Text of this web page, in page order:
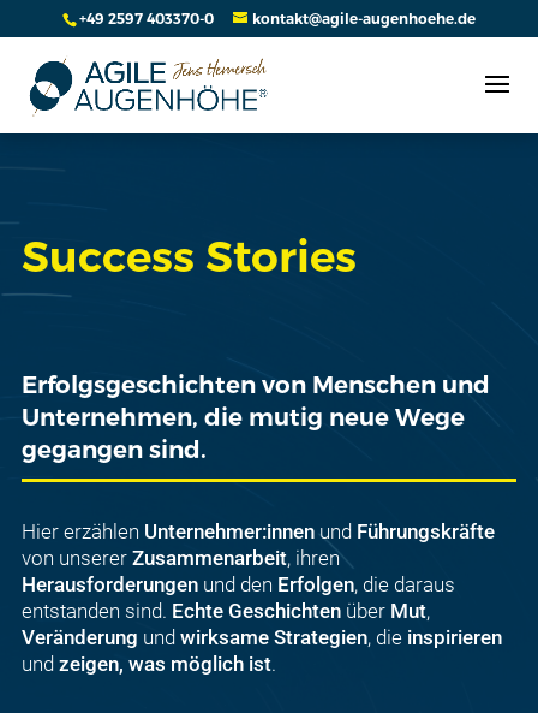
+49 2597 403370-0 kontakt@agile-augenhoehe.de
Success Stories
Erfolgsgeschichten von Menschen und
Unternehmen, die mutig neue Wege
gegangen sind.
Hier erzählen Unternehmer:innenund Führungskräfte
von unserer Zusammenarbeit, ihren
Herausforderungenund den Erfolgen, die daraus
entstanden sind. Echte Geschichtenüber Mut,
Veränderung und wirksame Strategien, die inspirieren
und zeigen, was möglich ist.